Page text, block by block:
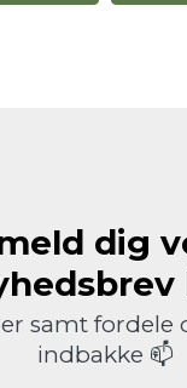
dig
samt fordele
indbakke 📫